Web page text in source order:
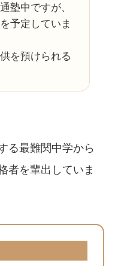
塾中ですが、
予定していま
を預けられる
る最難関中学から
者を輩出していま